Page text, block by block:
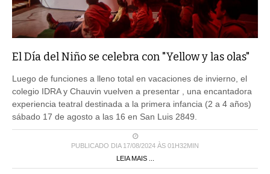
El Día del Niño se celebra con "Yellow y las olas"
Luego de funciones a lleno total en vacaciones de invierno, el
colegio IDRA y Chauvin vuelven a presentar , una encantadora
experiencia teatral destinada a la primera infancia (2 a 4 años)
sábado 17 de agosto a las 16 en San Luis 2849.
PUBLICADO DIA 17/08/2024 ÀS 01H32MIN
LEIA MAIS ...